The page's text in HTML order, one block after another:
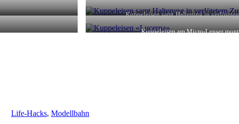
Kuppeleisen samt Halterung in
Kuppeleisen am Micro-Lenser
Life-Hacks, Modellbahn